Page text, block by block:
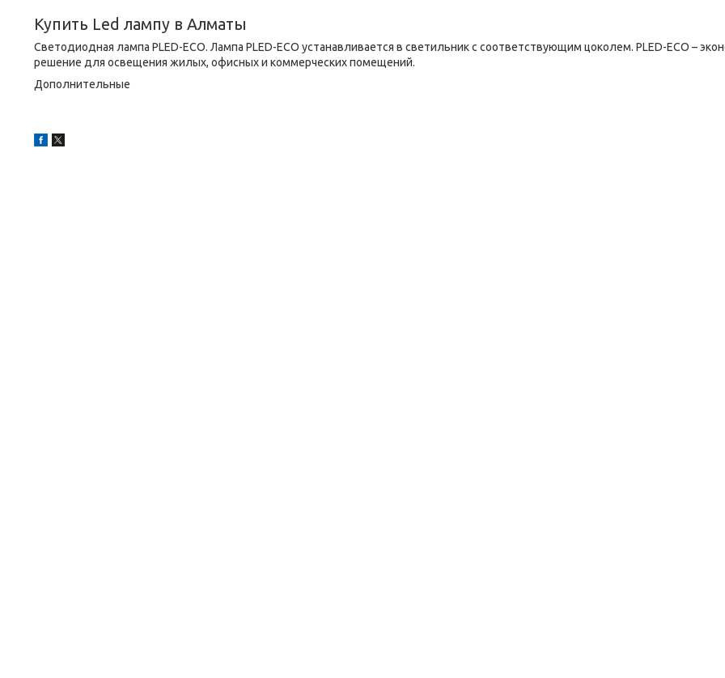
Купить Led лампу в Алматы
Светодиодная лампа PLED-ECO. Лампа PLED-ECO устанавливается в светильник с соответствующим цоколем. PLED-ECO –
решение для освещения жилых, офисных и коммерческих помещений.
Дополнительные